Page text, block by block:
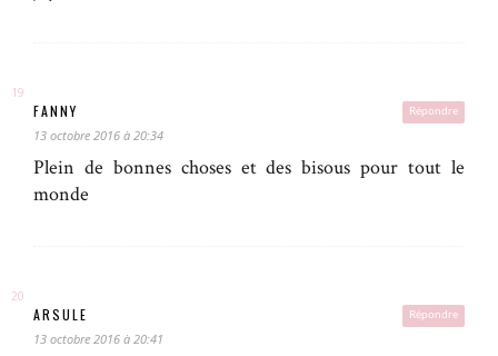
Répondre
FANNY
13 octobre 2016 à 20:34
Plein de bonnes choses et des bisous pour tout le
monde
Répondre
ARSULE
13 octobre 2016 à 20:41